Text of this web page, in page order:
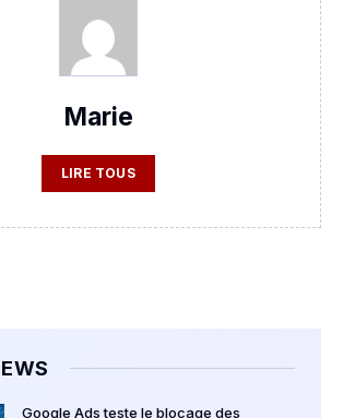
Marie
LIRE TOUS
Google Ads teste le blocage des